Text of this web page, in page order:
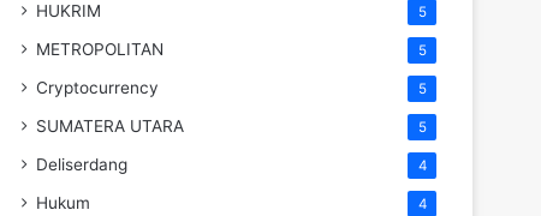
HUKRIM 5
METROPOLITAN 5
Cryptocurrency 5
SUMATERA UTARA 5
Deliserdang 4
Hukum 4